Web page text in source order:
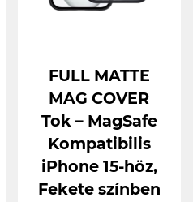
FULL MATTE
MAG COVER
Tok – MagSafe
Kompatibilis
iPhone 15-höz,
Fekete színben